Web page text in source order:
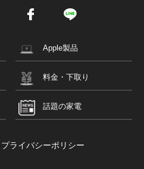
Apple製品
料金・下取り
話題の家電
プライバシーポリシー